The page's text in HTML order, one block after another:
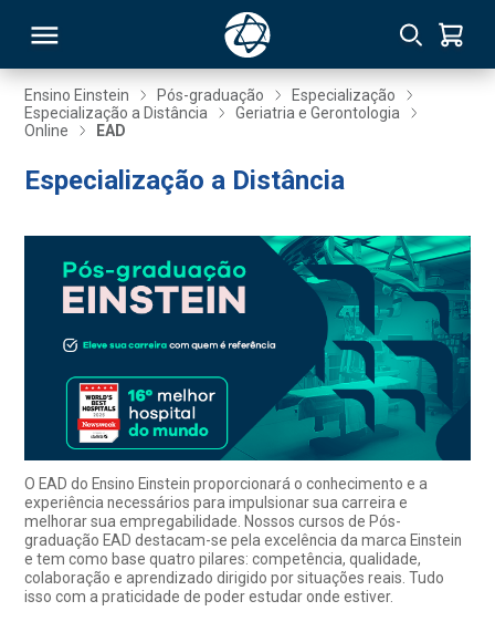
Ensino Einstein Pós-graduação
Especialização
Especialização a Distância
Geriatria e Gerontologia
Online
EAD
Especialização a Distância
O EAD do Ensino Einstein proporcionará o conhecimento e a
experiência necessários para impulsionar sua carreira e
melhorar sua empregabilidade. Nossos cursos de Pós-
graduação EAD destacam-se pela excelência da marca Einstein
e tem como base quatro pilares: competência, qualidade,
colaboração e aprendizado dirigido por situações reais. Tudo
isso com a praticidade de poder estudar onde estiver.